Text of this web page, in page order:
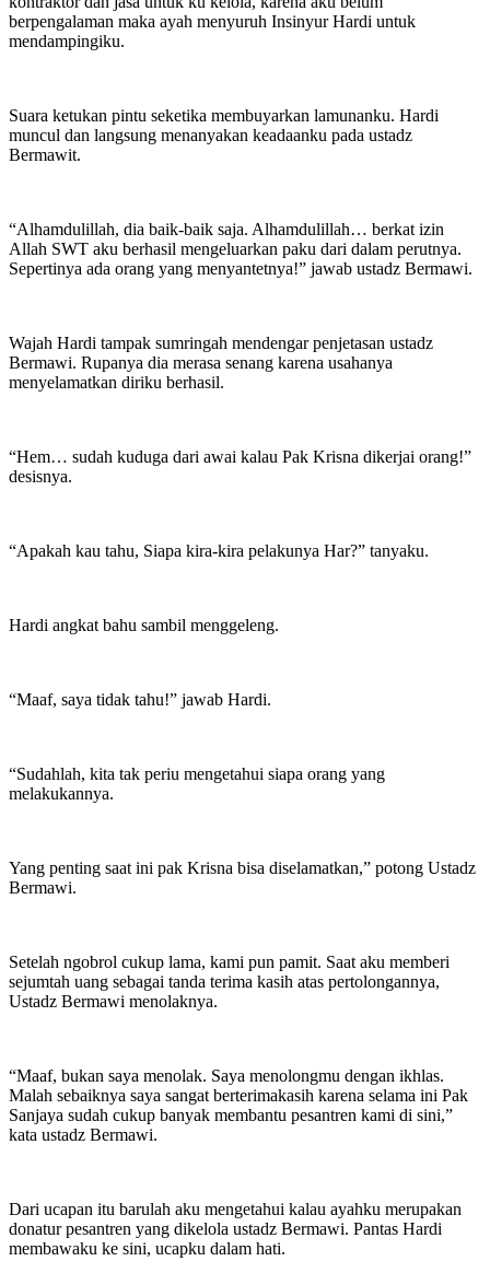
berpengalaman maka ayah menyuruh Insinyur Hardi untuk
mendampingiku.
Suara ketukan pintu seketika membuyarkan lamunanku. Hardi
muncul dan langsung menanyakan keadaanku pada ustadz
Bermawit.
“Alhamdulillah, dia baik-baik saja. Alhamdulillah… berkat izin
Allah SWT aku berhasil mengeluarkan paku dari dalam perutnya.
Sepertinya ada orang yang menyantetnya!” jawab ustadz Bermawi.
Wajah Hardi tampak sumringah mendengar penjetasan ustadz
Bermawi. Rupanya dia merasa senang karena usahanya
menyelamatkan diriku berhasil.
“Hem… sudah kuduga dari awai kalau Pak Krisna dikerjai orang!”
desisnya.
“Apakah kau tahu, Siapa kira-kira pelakunya Har?” tanyaku.
Hardi angkat bahu sambil menggeleng.
“Maaf, saya tidak tahu!” jawab Hardi.
“Sudahlah, kita tak periu mengetahui siapa orang yang
melakukannya.
Yang penting saat ini pak Krisna bisa diselamatkan,” potong Ustadz
Bermawi.
Setelah ngobrol cukup lama, kami pun pamit. Saat aku memberi
sejumtah uang sebagai tanda terima kasih atas pertolongannya,
Ustadz Bermawi menolaknya.
“Maaf, bukan saya menolak. Saya menolongmu dengan ikhlas.
Malah sebaiknya saya sangat berterimakasih karena selama ini Pak
Sanjaya sudah cukup banyak membantu pesantren kami di sini,”
kata ustadz Bermawi.
Dari ucapan itu barulah aku mengetahui kalau ayahku merupakan
donatur pesantren yang dikelola ustadz Bermawi. Pantas Hardi
membawaku ke sini, ucapku dalam hati.